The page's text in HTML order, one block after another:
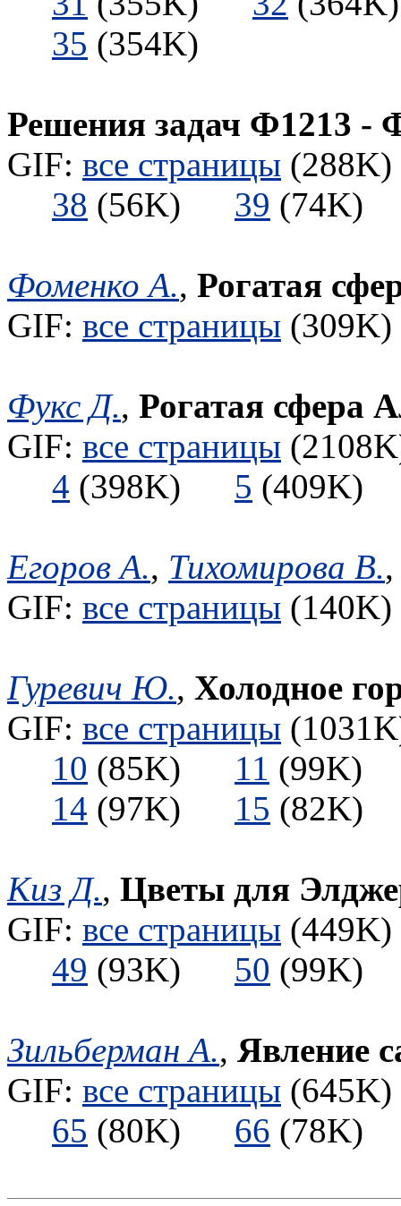
35 (354K)
Решения задач Ф1213 -
GIF: все страницы
38 (56K) 39
Фоменко А., Рогатая
GIF: все страницы
Фукс Д., Рогатая сфера
GIF: все страницы
4 (398K) 5
Егоров А., Тихомирова В.
GIF: все страницы
Гуревич Ю., Холодное
GIF: все страницы
10 (85K) 11
14 (97K) 15
Киз Д., Цветы для
GIF: все страницы
49 (93K) 50
Зильберман А., Явление
GIF: все страницы
65 (80K) 66